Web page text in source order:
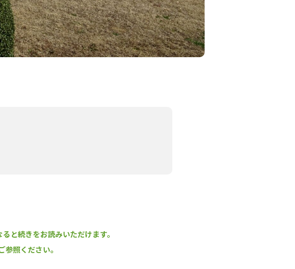
の農業センター内に事務所を置いている。最寄り駅
る。しかも、小湊鉄道線は、日中ほぼ１時間に１本
と続きをお読みいただけます。
照ください。